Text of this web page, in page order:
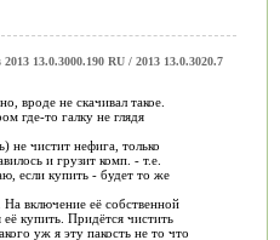
13.0.3000.190 RU / 2013 13.0.3020.7
вроде не скачивал такое.
где-то галку не глядя
не чистит нефига, только
и грузит комп. - т.е.
купить - будет то же
На включение её собственной
купить. Придётся чистить
уж я эту пакость не то что